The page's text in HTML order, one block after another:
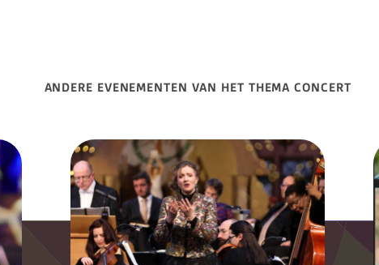
ANDERE EVENEMENTEN VAN HET THEMA CONCERT